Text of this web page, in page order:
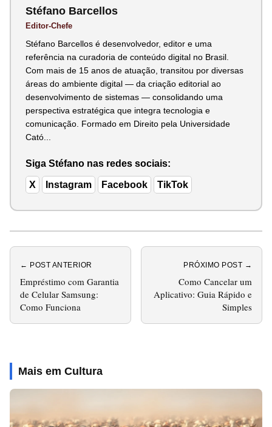
Stéfano Barcellos
Editor-Chefe
Stéfano Barcellos é desenvolvedor, editor e uma
referência na curadoria de conteúdo digital no Brasil.
Com mais de 15 anos de atuação, transitou por diversas
áreas do ambiente digital — da criação editorial ao
desenvolvimento de sistemas — consolidando uma
perspectiva estratégica que integra tecnologia e
comunicação. Formado em Direito pela Universidade
Cató...
Siga Stéfano nas redes sociais:
X Instagram Facebook TikTok
← POST ANTERIOR
Empréstimo com Garantia
de Celular Samsung:
Como Funciona
PRÓXIMO POST →
Como Cancelar um
Aplicativo: Guia Rápido e
Simples
Mais em Cultura